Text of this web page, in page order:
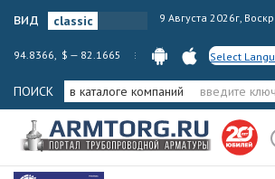
вид 9 Августа 2026г,
94.8366, $ — 82.1665 Select
ПОИСК в каталоге компаний